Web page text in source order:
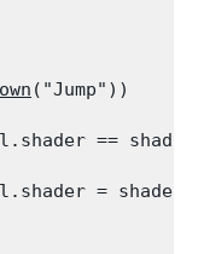
("Jump"))
==
=